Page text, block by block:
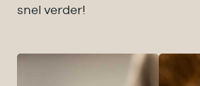
snel verder!